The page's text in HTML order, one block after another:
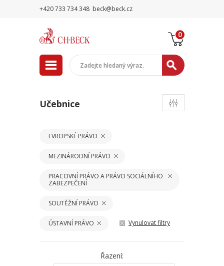
+420 733 734 348 beck@beck.cz
0
Učebnice
EVROPSKÉ PRÁVO
MEZINÁRODNÍ PRÁVO
PRACOVNÍ PRÁVO A PRÁVO SOCIÁLNÍHO
ZABEZPEČENÍ
SOUTĚŽNÍ PRÁVO
ÚSTAVNÍ PRÁVO Vynulovat filtry
Řazení: